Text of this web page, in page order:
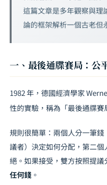
這篇文章是多年觀察與理
論的框架解析一個古老但
一、最後通牒賽局：公
1982 年，德國經濟學家
性的實驗，稱為「最後通牒
規則很簡單：兩個人分一筆錢
議者）決定如何分配，第二
絕。如果接受，雙方按照提議
任何錢 。